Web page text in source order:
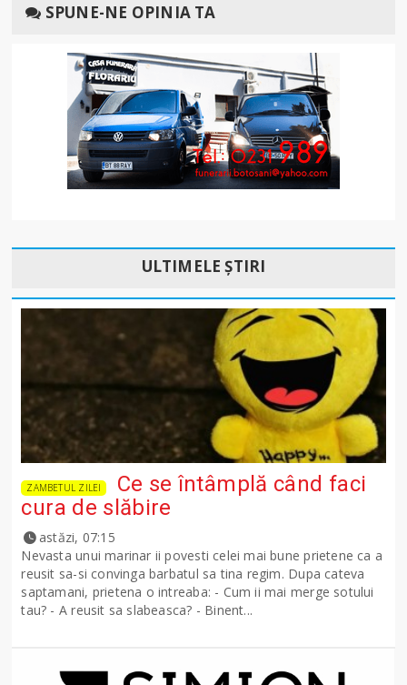
SPUNE-NE OPINIA TA
ULTIMELE ȘTIRI
ZAMBETUL ZILEI
Ce se întâmplă când faci
cura de slăbire
astăzi, 07:15
Nevasta unui marinar ii povesti celei mai bune prietene ca a
reusit sa-si convinga barbatul sa tina regim. Dupa cateva
saptamani, prietena o intreaba: - Cum ii mai merge sotului
tau? - A reusit sa slabeasca? - Binent...